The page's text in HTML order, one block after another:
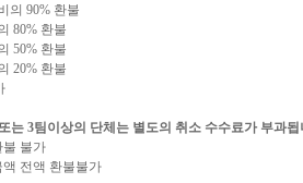
의 90% 환불
80% 환불
50% 환불
20% 환불
는 3팀이상의 단체는 별도의 취소 수수료가 부과됩
불 불가
전액 환불불가